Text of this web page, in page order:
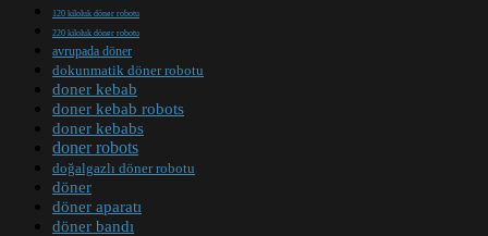
120 kiloluk döner robotu
220 kiloluk döner robotu
avrupada döner
dokunmatik döner robotu
doner kebab
doner kebab robots
doner kebabs
doner robots
doğalgazlı döner robotu
döner
döner aparatı
döner bandı